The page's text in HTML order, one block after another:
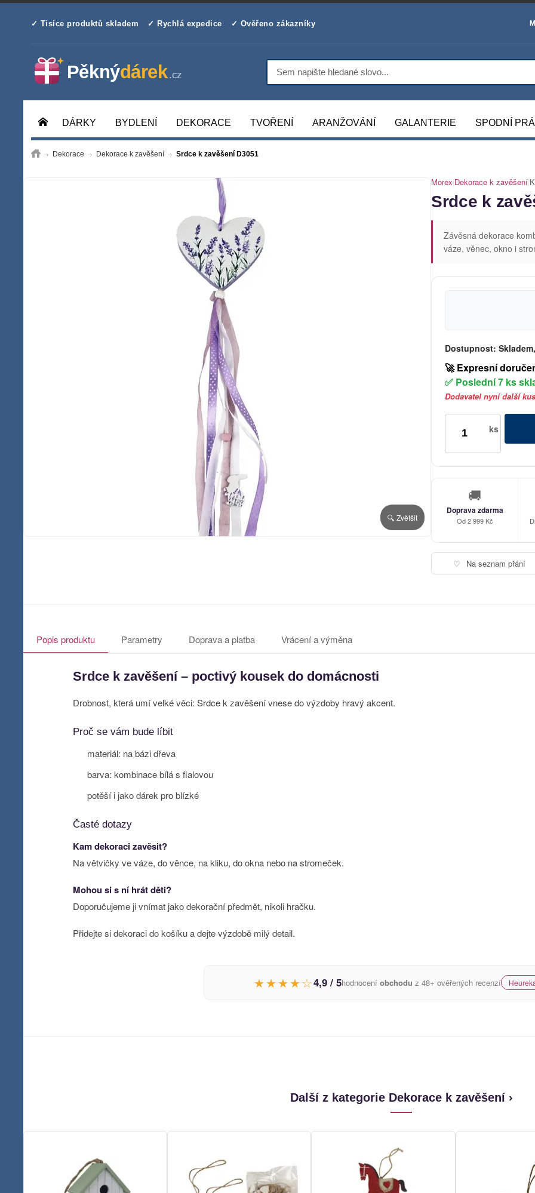
✓ Tisíce produktů skladem ✓ Rychlá expedice ✓ Ověřeno zákazníky
DÁRKY BYDLENÍ DEKORACE TVOŘENÍ ARANŽOVÁNÍ GALANTERIE SPODNÍ
Dekorace Dekorace k zavěšení Srdce k zavěšení D3051
🔍 Zvětšit
Morex|Dekorace k zavěšení|
Srdce k
Závěsná dekorace
váze, věnec, okno i
Dostupnost:
🚀 Expresní
✅ Poslední 7 ks
Dodavatel nyní další
ks
🚚
Doprava zdarma
Od 2 999 Kč
♡ Na seznam přání
Popis produktu Parametry Doprava a platba Vrácení a výměna
Srdce k zavěšení – poctivý kousek do domácnosti
Drobnost, která umí velké věci: Srdce k zavěšení vnese do výzdoby hravý akcent.
Proč se vám bude líbit
materiál: na bázi dřeva
barva: kombinace bílá s fialovou
potěší i jako dárek pro blízké
Časté dotazy
Kam dekoraci zavěsit?
Na větvičky ve váze, do věnce, na kliku, do okna nebo na stromeček.
Mohou si s ní hrát děti?
Doporučujeme ji vnímat jako dekorační předmět, nikoli hračku.
Přidejte si dekoraci do košíku a dejte výzdobě milý detail.
★★★★☆4,9 / 5hodnocení obchodu z 48+ ověřených recenzí
Další z kategorie Dekorace k zavěšení ›